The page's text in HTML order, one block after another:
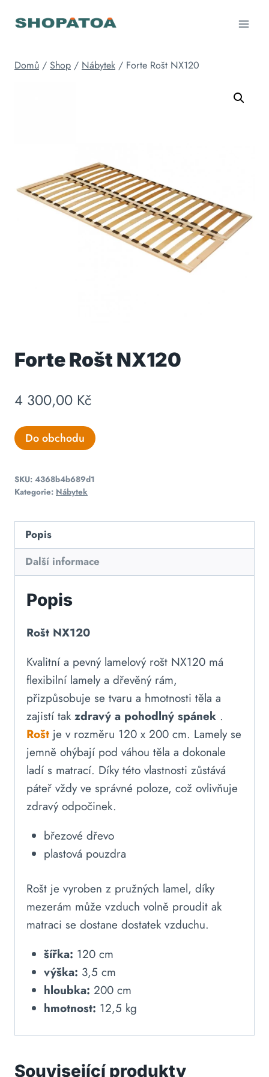
Domů / Shop / Nábytek / Forte Rošt NX120
Forte Rošt NX120
4 300,00 Kč
Do obchodu
SKU: 4368b4b689d1
Kategorie: Nábytek
Popis
Další informace
Popis
Rošt NX120
Kvalitní a pevný lamelový rošt NX120 má
flexibilní lamely a dřevěný rám,
přizpůsobuje se tvaru a hmotnosti těla a
zajistí tak zdravý a pohodlný spánek .
Rošt je v rozměru 120 x 200 cm. Lamely se
jemně ohýbají pod váhou těla a dokonale
ladí s matrací. Díky této vlastnosti zůstává
páteř vždy ve správné poloze, což ovlivňuje
zdravý odpočinek.
březové dřevo
plastová pouzdra
Rošt je vyroben z pružných lamel, díky
mezerám může vzduch volně proudit ak
matraci se dostane dostatek vzduchu.
šířka: 120 cm
výška: 3,5 cm
hloubka: 200 cm
hmotnost: 12,5 kg
Související produkty